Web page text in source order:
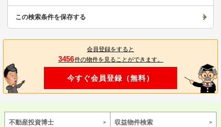
この検索条件を保存する
会員登録をすると
3456件の物件を見ることができます。
今すぐ会員登録（無料）
不動産投資博士 収益物件検索